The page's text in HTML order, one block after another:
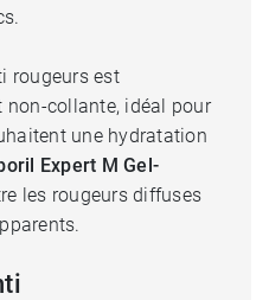
rougeurs est
non-collante, idéal pour
une hydratation
Expert M Gel-
les rougeurs diffuses